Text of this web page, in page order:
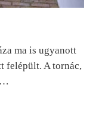
ma is ugyanott
felépült. A tornác,